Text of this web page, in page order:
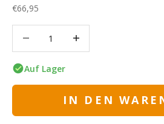
Angebot
€66,95
Auf Lager
IN DEN